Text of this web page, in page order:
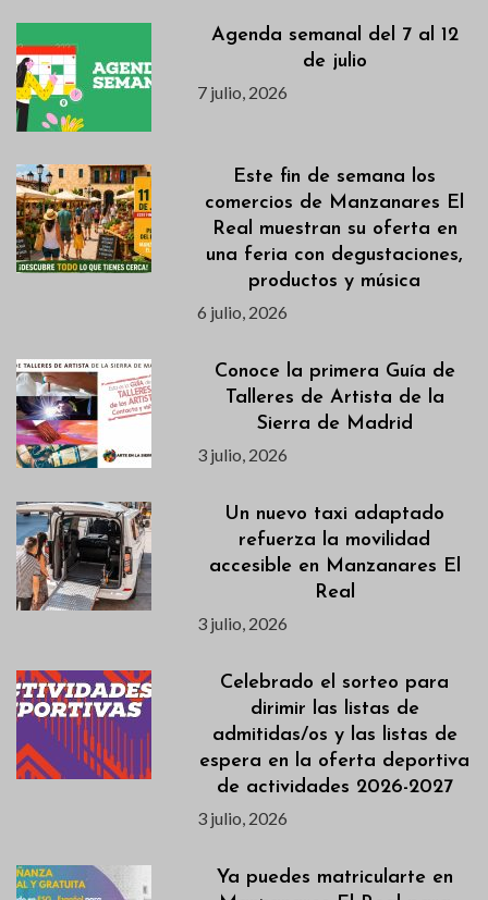
Agenda semanal del 7 al 12
de julio
7 julio, 2026
Este fin de semana los
comercios de Manzanares El
Real muestran su oferta en
una feria con degustaciones,
productos y música
6 julio, 2026
Conoce la primera Guía de
Talleres de Artista de la
Sierra de Madrid
3 julio, 2026
Un nuevo taxi adaptado
refuerza la movilidad
accesible en Manzanares El
Real
3 julio, 2026
Celebrado el sorteo para
dirimir las listas de
admitidas/os y las listas de
espera en la oferta deportiva
de actividades 2026-2027
3 julio, 2026
Ya puedes matricularte en